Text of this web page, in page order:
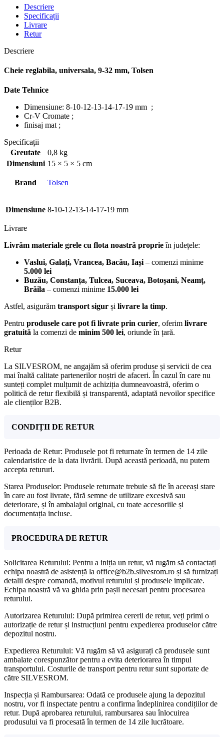
Descriere
Specificații
Livrare
Retur
Descriere
Cheie reglabila, universala, 9-32 mm, Tolsen
Date Tehnice
Dimensiune: 8-10-12-13-14-17-19 mm ;
Cr-V Cromate ;
finisaj mat ;
Specificații
Greutate
0,8 kg
Dimensiuni 15 × 5 × 5 cm
Brand Tolsen
Dimensiune 8-10-12-13-14-17-19 mm
Livrare
Livrăm materiale grele cu flota noastră proprieîn județele:
Vaslui, Galați, Vrancea, Bacău, Iași– comenzi minime
5.000 lei
Buzău, Constanța, Tulcea, Suceava, Botoșani, Neamț,
Brăila – comenzi minime 15.000 lei
Astfel, asigurăm transport sigur și livrare la timp.
Pentru produsele care pot fi livrate prin curier, oferim livrare
gratuită la comenzi de minim 500 lei, oriunde în țară.
Retur
La SILVESROM, ne angajăm să oferim produse și servicii de cea
mai înaltă calitate partenerilor noștri de afaceri. În cazul în care nu
sunteți complet mulțumit de achiziția dumneavoastră, oferim o
politică de retur flexibilă și transparentă, adaptată nevoilor specifice
ale clienților B2B.
CONDIȚII DE RETUR
Perioada de Retur: Produsele pot fi returnate în termen de 14 zile
calendaristice de la data livrării. După această perioadă, nu putem
accepta retururi.
Starea Produselor: Produsele returnate trebuie să fie în aceeași stare
în care au fost livrate, fără semne de utilizare excesivă sau
deteriorare, și în ambalajul original, cu toate accesoriile și
documentația incluse.
PROCEDURA DE RETUR
Solicitarea Returului: Pentru a iniția un retur, vă rugăm să contactați
echipa noastră de asistență la office@b2b.silvesrom.ro și să furnizați
detalii despre comandă, motivul returului și produsele implicate.
Echipa noastră vă va ghida prin pașii necesari pentru procesarea
returului.
Autorizarea Returului: După primirea cererii de retur, veți primi o
autorizație de retur și instrucțiuni pentru expedierea produselor către
depozitul nostru.
Expedierea Returului: Vă rugăm să vă asigurați că produsele sunt
ambalate corespunzător pentru a evita deteriorarea în timpul
transportului. Costurile de transport pentru retur sunt suportate de
către SILVESROM.
Inspecția și Rambursarea: Odată ce produsele ajung la depozitul
nostru, vor fi inspectate pentru a confirma îndeplinirea condițiilor de
retur. După aprobarea returului, rambursarea sau înlocuirea
produsului va fi procesată în termen de 14 zile lucrătoare.